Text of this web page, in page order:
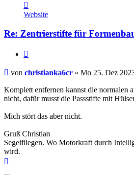
von
christianka6cr
Website
Re: Zentrierstifte für
Beitrag
von christianka6cr » Mo 25. Dez
Komplett entfernen kannst die normalen
nicht, dafür musst die Passstifte mit
Mich stört das aber nicht.
Gruß Christian
Segelfliegen. Wo Motorkraft durch
wird.